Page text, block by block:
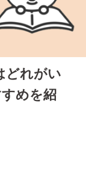
どれがい
めを紹